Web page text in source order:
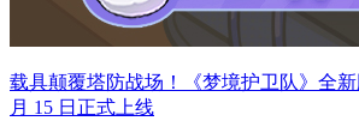
载具颠覆塔防战场！《梦境护卫队》全
月 15 日正式上线